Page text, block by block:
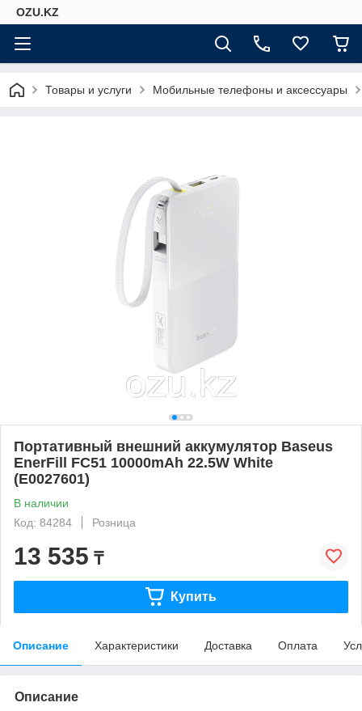
OZU.KZ
Товары и услуги Мобильные телефоны и аксессуары
Портативный внешний аккумулятор Baseus
EnerFill FC51 10000mAh 22.5W White
(E0027601)
В наличии
Код: 84284
Розница
13 535 ₸
Купить
Описание Характеристики Доставка Оплата
Описание